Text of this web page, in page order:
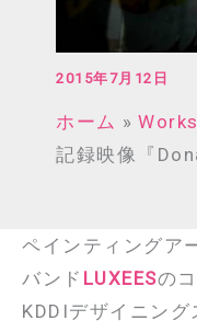
2015年7月12日
ホーム
Works
記録映像『
ペインティングア
バンド LUXEESの
KDDIデザイニン